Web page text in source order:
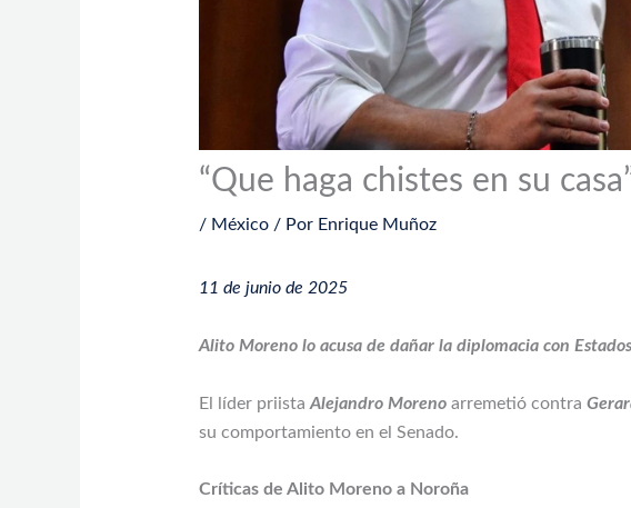
“Que haga chistes en su
/ México/ Por Enrique Muñoz
11 de junio de 2025
Alito Moreno lo acusa de dañar la diplomacia con
El líder priista Alejandro Morenoarremetió contra
su comportamiento en el Senado.
Críticas de Alito Moreno a Noroña